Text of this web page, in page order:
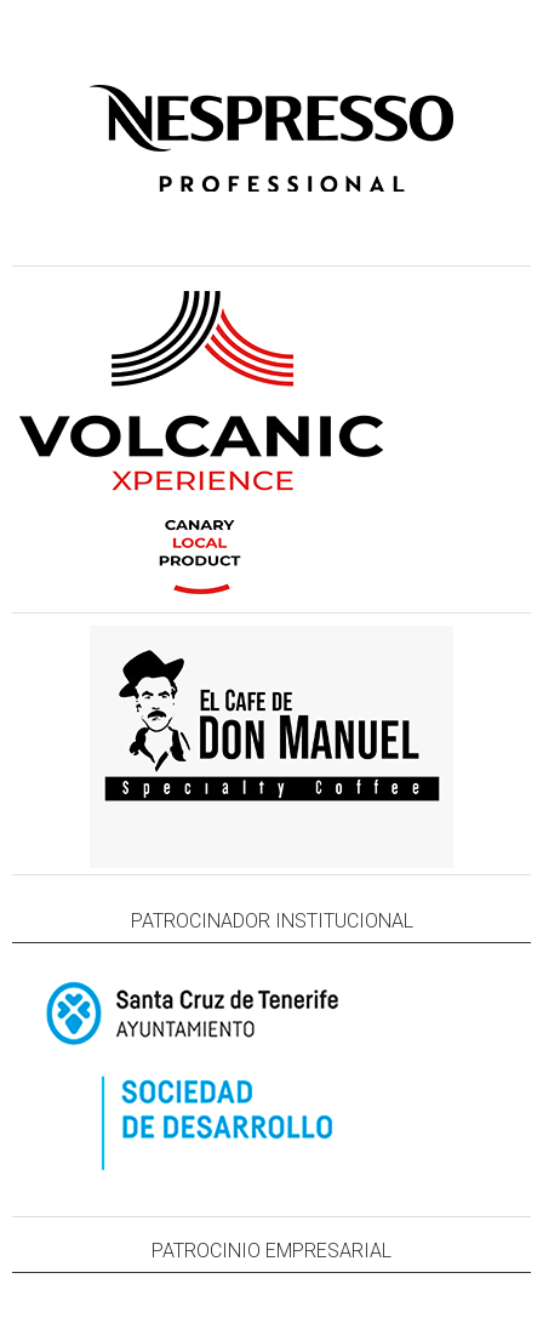
PATROCINADOR INSTITUCIONAL
PATROCINIO EMPRESARIAL